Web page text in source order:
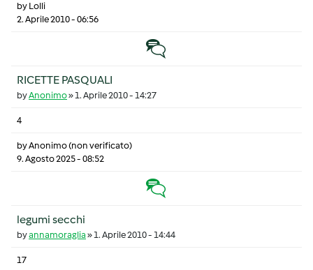
by Lolli
2. Aprile 2010 - 06:56
Discussione normale
RICETTE PASQUALI
byAnonimo»1. Aprile 2010 - 14:27
4
byAnonimo (non verificato)
9. Agosto 2025 - 08:52
Discussione calda
legumi secchi
byannamoraglia »1. Aprile 2010 - 14:44
17